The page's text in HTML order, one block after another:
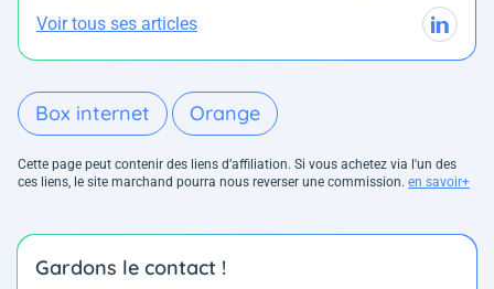
Voir tous ses articles
Box internet Orange
Cette page peut contenir des liens d’affiliation. Si vous achetez via l'un des
ces liens, le site marchand pourra nous reverser une commission. en savoir+
Gardons le contact !